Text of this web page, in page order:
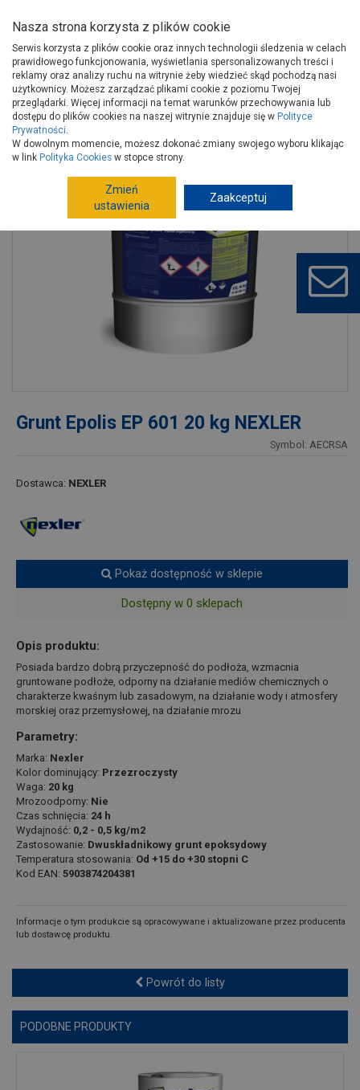
Strona główna Budowa i remont
Izolacje wodochronne
Masy wodochronne
Masy wodochronne
Grunt Epolis EP 601 20 kg NEXLER
Grunt Epolis EP 601 20 kg NEXLER
Symbol: AECRSA
Dostawca: NEXLER
Pokaż dostępność w sklepie
Dostępny w 0 sklepach
Opis produktu:
Posiada bardzo dobrą przyczepność do podłoża, wzmacnia
gruntowane podłoże, odporny na działanie mediów chemicznych o
charakterze kwaśnym lub zasadowym, na działanie wody i atmosfery
morskiej oraz przemysłowej, na działanie mrozu
Parametry:
Marka: Nexler
Kolor dominujący: Przezroczysty
Waga: 20 kg
Mrozoodporny: Nie
Czas schnięcia: 24 h
Wydajność: 0,2 - 0,5 kg/m2
Zastosowanie: Dwuskładnikowy grunt epoksydowy
Temperatura stosowania: Od +15 do +30 stopni C
Kod EAN: 5903874204381
Informacje o tym produkcie są opracowywane i aktualizowane przez producenta
lub dostawcę produktu.
Powrót do listy
PODOBNE PRODUKTY
Nasza strona korzysta z plików cookie
Serwis korzysta z plików cookie oraz innych technologii śledzenia w celach
prawidłowego funkcjonowania, wyświetlania spersonalizowanych treści i
reklamy oraz analizy ruchu na witrynie żeby wiedzieć skąd pochodzą nasi
użytkownicy. Możesz zarządzać plikami cookie z poziomu Twojej
przeglądarki. Więcej informacji na temat warunków przechowywania lub
dostępu do plików cookies na naszej witrynie znajduje się w Polityce
Prywatności.
W dowolnym momencie, możesz dokonać zmiany swojego wyboru klikając
w link Polityka Cookies w stopce strony.
Zmień
ustawienia
Zaakceptuj